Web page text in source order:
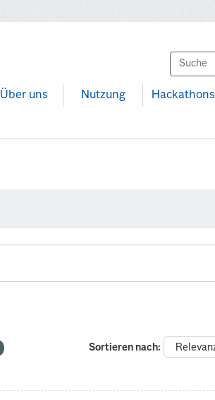
Über uns Nutzung Hackathons
Sortieren nach